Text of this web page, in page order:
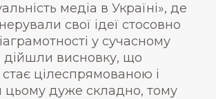
медіа в Україні», де
свої ідеї стосовно
у сучасному
дійшли висновку, що
цілеспрямованою і
цьому дуже складно, тому